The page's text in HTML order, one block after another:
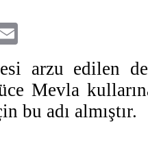
arzu edilen
Mevla
bu adı almıştır.